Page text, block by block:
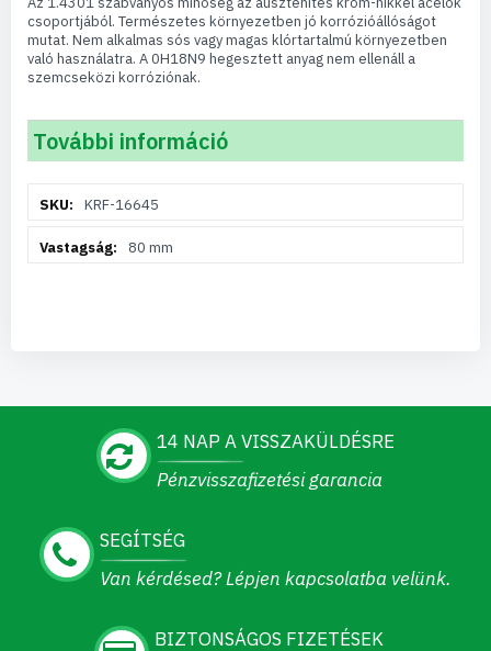
csoportjából. Természetes környezetben jó korrózióállóságot
mutat. Nem alkalmas sós vagy magas klórtartalmú környezetben
való használatra. A 0H18N9 hegesztett anyag nem ellenáll a
szemcseközi korróziónak.
További információ
információKRF-16645
80 mm
14 NAP A VISSZAKÜLDÉSRE
Pénzvisszafizetési garancia
SEGÍTSÉG
Van kérdésed? Lépjen kapcsolatba velünk.
BIZTONSÁGOS FIZETÉSEK